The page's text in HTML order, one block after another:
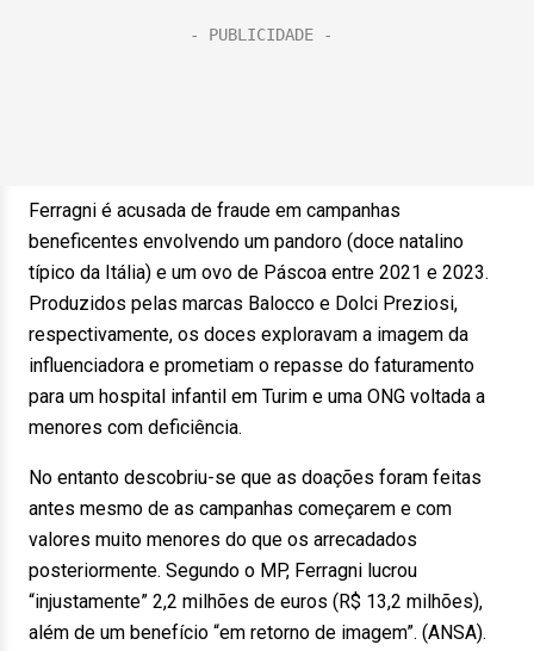
Ferragni é acusada de fraude em campanhas
beneficentes envolvendo um pandoro (doce natalino
típico da Itália) e um ovo de Páscoa entre 2021 e 2023.
Produzidos pelas marcas Balocco e Dolci Preziosi,
respectivamente, os doces exploravam a imagem da
influenciadora e prometiam o repasse do faturamento
para um hospital infantil em Turim e uma ONG voltada a
menores com deficiência.
No entanto descobriu-se que as doações foram feitas
antes mesmo de as campanhas começarem e com
valores muito menores do que os arrecadados
posteriormente. Segundo o MP, Ferragni lucrou
“injustamente” 2,2 milhões de euros (R$ 13,2 milhões),
além de um benefício “em retorno de imagem”. (ANSA).